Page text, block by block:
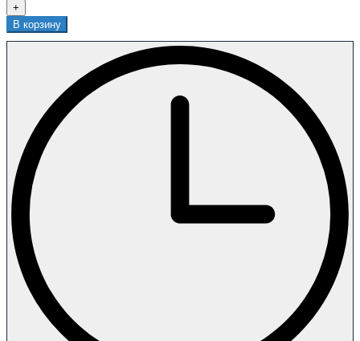
+
В корзину